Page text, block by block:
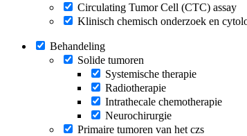
Circulating Tumor Cell (CTC) assay
Klinisch chemisch onderzoek en
Behandeling
Solide tumoren
Systemische therapie
Radiotherapie
Intrathecale chemotherapie
Neurochirurgie
Primaire tumoren van het czs